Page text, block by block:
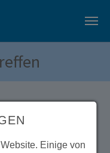
Einige von